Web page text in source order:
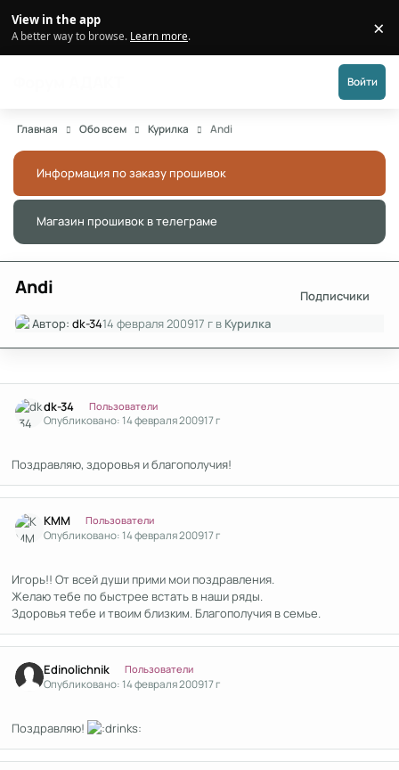
View in the app
A better way to browse. Learn more. ×
Войти
Главная Обо всем Курилка Andi
Информация по заказу прошивок
Магазин прошивок в телеграме
Andi
Подписчики
Автор:dk-3414 февраля 200917 г в Курилка
dk-34 Пользователи
Опубликовано:14 февраля 200917 г
Поздравляю, здоровья и благополучия!
KMM Пользователи
Опубликовано:14 февраля 200917 г
Игорь!! От всей души прими мои поздравления.
Желаю тебе по быстрее встать в наши ряды.
Здоровья тебе и твоим близким. Благополучия в семье.
Edinolichnik Пользователи
Опубликовано:14 февраля 200917 г
Поздравляю!